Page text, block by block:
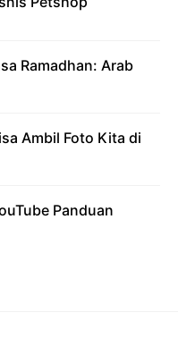
Ramadhan: Arab
Ambil Foto Kita di
Panduan